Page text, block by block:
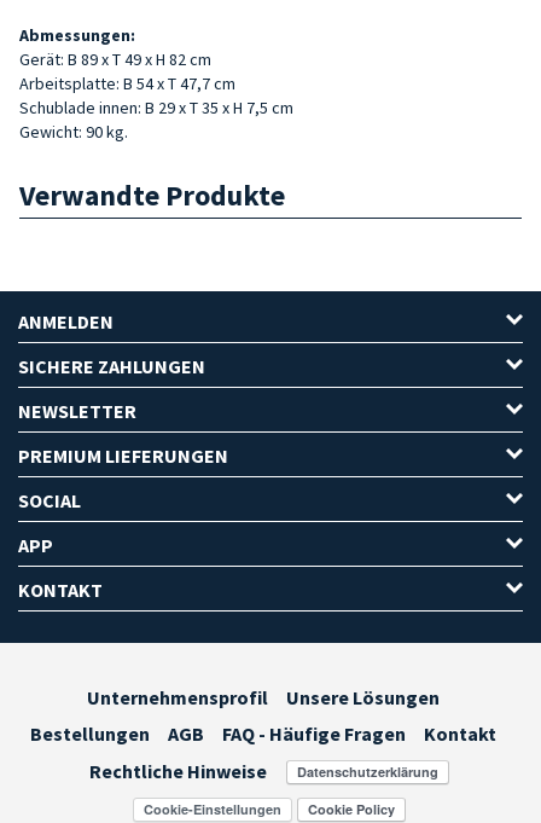
Abmessungen:
Gerät: B 89 x T 49 x H 82 cm
Arbeitsplatte: B 54 x T 47,7 cm
Schublade innen: B 29 x T 35 x H 7,5 cm
Gewicht: 90 kg.
Verwandte Produkte
ANMELDEN
SICHERE ZAHLUNGEN
NEWSLETTER
PREMIUM LIEFERUNGEN
SOCIAL
APP
KONTAKT
Unternehmensprofil
Unsere Lösungen
Bestellungen
AGB FAQ - Häufige Fragen
Kontakt
Rechtliche Hinweise
Cookie-Einstellungen